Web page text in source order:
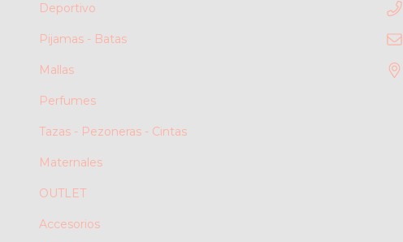
Deportivo
Pijamas - Batas
Mallas
Perfumes
Tazas - Pezoneras - Cintas
Maternales
OUTLET
Accesorios